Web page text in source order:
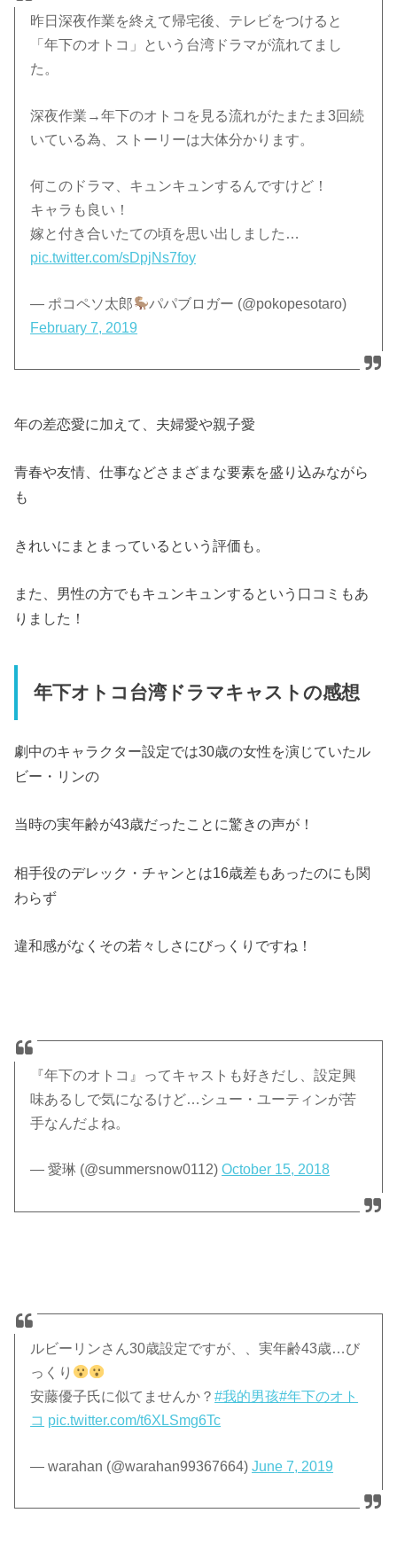
昨日深夜作業を終えて帰宅後、テレビをつけると
「年下のオトコ」という台湾ドラマが流れてまし
た。
深夜作業→年下のオトコを見る流れがたまたま3回続
いている為、ストーリーは大体分かります。
何このドラマ、キュンキュンするんですけど！
キャラも良い！
嫁と付き合いたての頃を思い出しました…
pic.twitter.com/sDpjNs7foy
— ポコペソ太郎
パパブロガー (@pokopesotaro)
February 7, 2019
年の差恋愛に加えて、夫婦愛や親子愛
青春や友情、仕事などさまざまな要素を盛り込みながら
も
きれいにまとまっているという評価も。
また、男性の方でもキュンキュンするという口コミもあ
りました！
年下オトコ台湾ドラマキャストの感想
劇中のキャラクター設定では30歳の女性を演じていたル
ビー・リンの
当時の実年齢が43歳だったことに驚きの声が！
相手役のデレック・チャンとは16歳差もあったのにも関
わらず
違和感がなくその若々しさにびっくりですね！
『年下のオトコ』ってキャストも好きだし、設定興
味あるしで気になるけど…シュー・ユーティンが苦
手なんだよね。
— 愛琳 (@summersnow0112)October 15, 2018
ルビーリンさん30歳設定ですが、、実年齢43歳…び
っくり
安藤優子氏に似てませんか？#我的男孩#年下のオト
コ pic.twitter.com/t6XLSmg6Tc
— warahan (@warahan99367664)June 7, 2019